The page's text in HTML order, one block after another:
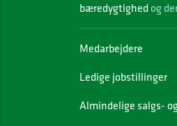
bæredygtighed og
Medarbejdere
Ledige jobstillinger
Almindelige salgs-